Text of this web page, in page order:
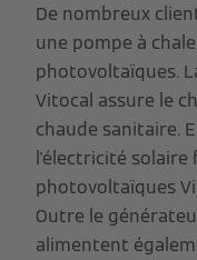
De nombreux
une pompe à
photovoltaïques.
Vitocal assure le
chaude sanitaire.
l'électricité solaire
photovoltaïques
Outre le
alimentent